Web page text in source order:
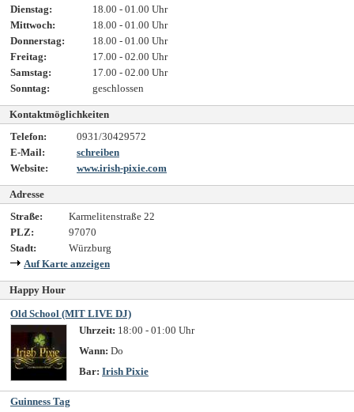
Dienstag:
18.00 - 01.00 Uhr
Mittwoch:
18.00 - 01.00 Uhr
Donnerstag:
18.00 - 01.00 Uhr
Freitag:
17.00 - 02.00 Uhr
Samstag:
17.00 - 02.00 Uhr
Sonntag:
geschlossen
Kontaktmöglichkeiten
Telefon:
0931/30429572
E-Mail:
schreiben
Website:
www.irish-pixie.com
Adresse
Straße:
Karmelitenstraße 22
PLZ:
97070
Stadt:
Würzburg
Auf Karte anzeigen
Happy Hour
Old School (MIT LIVE DJ)
Uhrzeit: 18:00 - 01:00 Uhr
Wann: Do
Bar: Irish Pixie
Guinness Tag